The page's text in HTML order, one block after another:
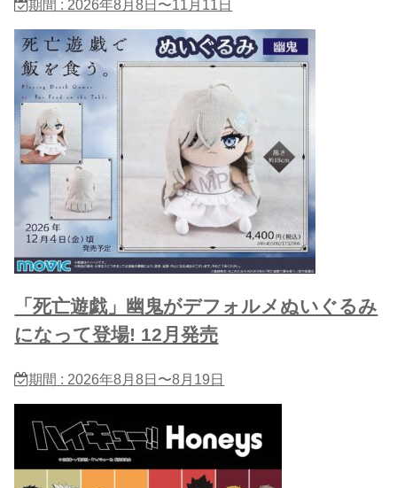
期間 : 2026年8月8日〜11月11日
「死亡遊戯」幽鬼がデフォルメぬいぐるみ
になって登場! 12月発売
期間 : 2026年8月8日〜8月19日